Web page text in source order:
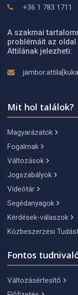
+36 1 783 1711
A szakmai
problémáit az
Attilának jelezheti:
Mit hol találok?
Magyarázatok
Fogalmak
Változások
Jogszabályok
Videótár
Segédanyagok
Kérdések-válaszok
Közbeszerzési
Fontos
Változásértesítő